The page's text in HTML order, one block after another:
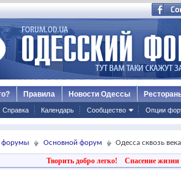
Справка Календарь Сообщество Опции
Правила Новости Одессы
Основной форум Одесса сквозь века
Творить добро легко! Спасение жизни